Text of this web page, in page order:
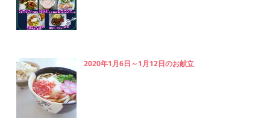
2020年1月6日～1月12日のお献立